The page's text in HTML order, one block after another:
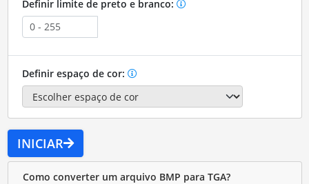
Definir limite de preto e branco:
Definir espaço de cor:
INICIAR
Como converter um arquivo BMP para TGA?